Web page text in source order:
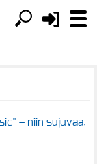
– niin sujuvaa,